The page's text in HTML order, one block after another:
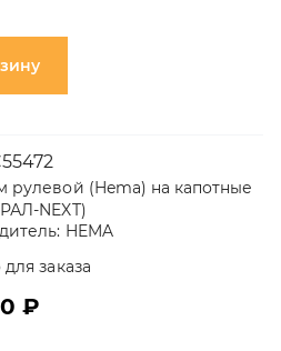
рулевой (Hema) на капотные
NEXT)
HEMA
заказа
₽